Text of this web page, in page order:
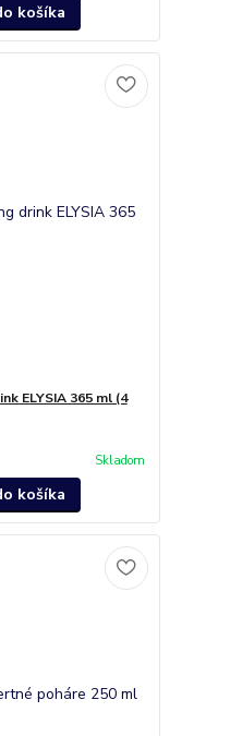
košíka
ELYSIA 365 ml (4
Skladom
košíka